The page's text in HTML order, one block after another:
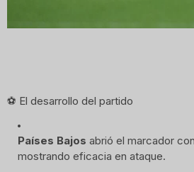
⚽ El desarrollo del partido
Países Bajos abrió el marcador
mostrando eficacia en ataque.